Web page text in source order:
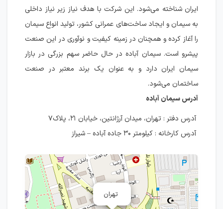
ایران شناخته می‌شود. این شرکت با هدف نیاز زیر نیاز داخلی
به سیمان و ایجاد ساخت‌های عمرانی کشور، تولید انواع سیمان
را آغاز کرده و همچنان در زمینه کیفیت و نوآوری در این صنعت
پیشرو است. سیمان آباده در حال حاضر سهم بزرگی در بازار
سیمان ایران دارد و به عنوان یک برند معتبر در صنعت
ساختمان می‌شود.
آدرس سیمان آباده
آدرس دفتر : تهران، ميدان آرژانتين، خيابان ۲۱، پلاک۷
آدرس کارخانه : کیلومتر ۳۰ جاده آباده – شیراز
تهران